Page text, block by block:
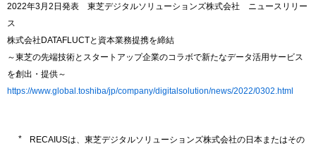
2022年3月2日発表 東芝デジタルソリューションズ株式会社 ニュースリリー
ス
株式会社DATAFLUCTと資本業務提携を締結
～東芝の先端技術とスタートアップ企業のコラボで新たなデータ活用サービス
を創出・提供～
https://www.global.toshiba/jp/company/digitalsolution/news/2022/0302.html
RECAIUSは、東芝デジタルソリューションズ株式会社の日本またはその